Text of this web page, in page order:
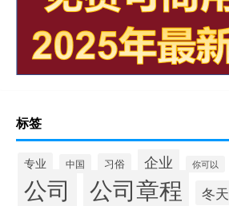
标签
专业 中国 习俗 企业 你可以
公司 公司章程 冬天